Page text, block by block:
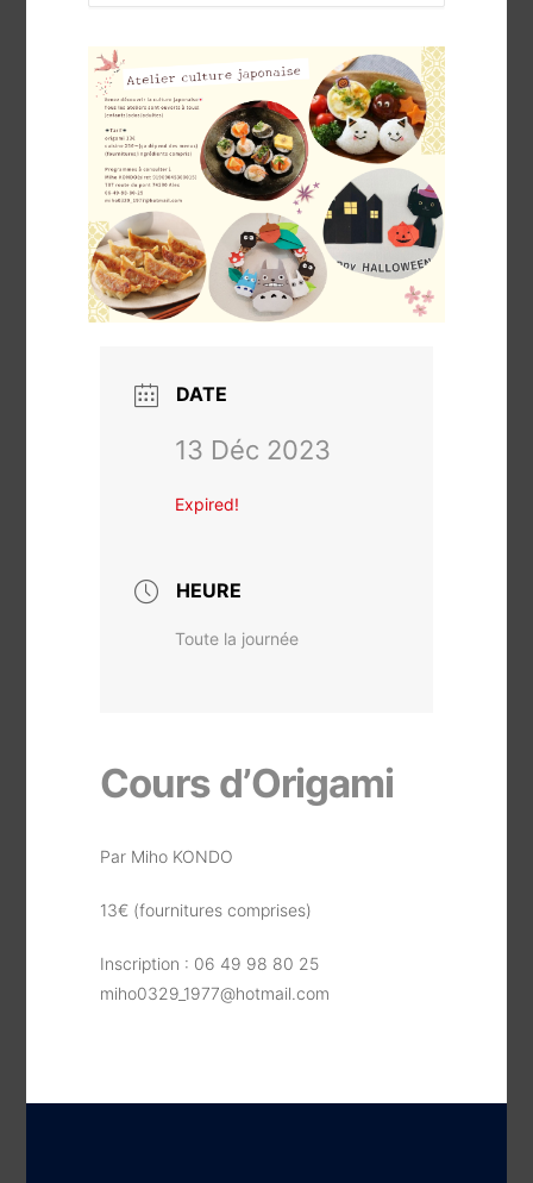
DATE
13 Déc 2023
Expired!
HEURE
Toute la journée
Cours d’Origami
Par Miho KONDO
13€ (fournitures comprises)
Inscription : 06 49 98 80 25
miho0329_1977@hotmail.com